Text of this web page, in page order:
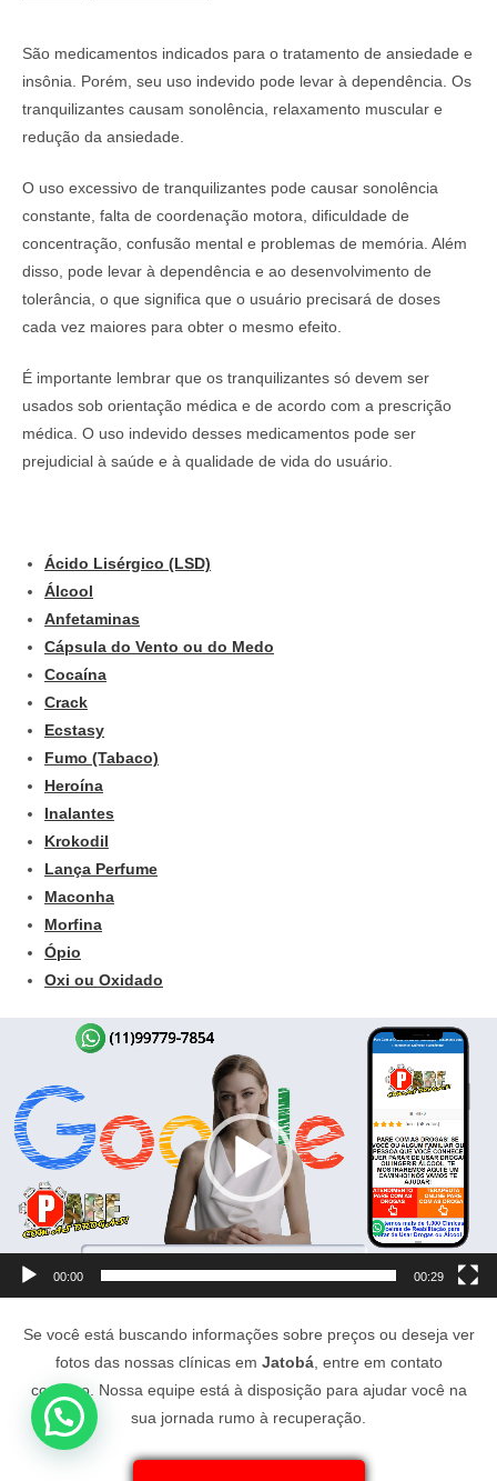
São medicamentos indicados para o tratamento de ansiedade e
insônia. Porém, seu uso indevido pode levar à dependência. Os
tranquilizantes causam sonolência, relaxamento muscular e
redução da ansiedade.
O uso excessivo de tranquilizantes pode causar sonolência
constante, falta de coordenação motora, dificuldade de
concentração, confusão mental e problemas de memória. Além
disso, pode levar à dependência e ao desenvolvimento de
tolerância, o que significa que o usuário precisará de doses
cada vez maiores para obter o mesmo efeito.
É importante lembrar que os tranquilizantes só devem ser
usados sob orientação médica e de acordo com a prescrição
médica. O uso indevido desses medicamentos pode ser
prejudicial à saúde e à qualidade de vida do usuário.
Ácido Lisérgico (LSD)
Álcool
Anfetaminas
Cápsula do Vento ou do Medo
Cocaína
Crack
Ecstasy
Fumo (Tabaco)
Heroína
Inalantes
Krokodil
Lança Perfume
Maconha
Morfina
Ópio
Oxi ou Oxidado
00:00 00:29
Se você está buscando informações sobre preços ou deseja ver
fotos das nossas clínicas em Jatobá, entre em contato
conosco. Nossa equipe está à disposição para ajudar você na
sua jornada rumo à recuperação.